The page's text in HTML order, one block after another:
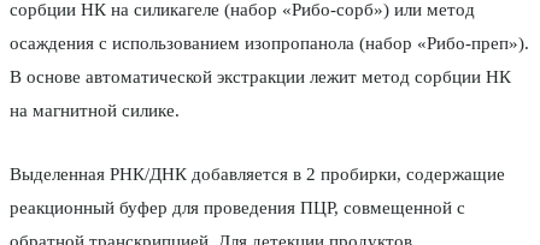
сорбции НК на силикагеле (набор «Рибо-сорб») или метод
осаждения с использованием изопропанола (набор «Рибо-преп»).
В основе автоматической экстракции лежит метод сорбции НК
на магнитной силике.
Выделенная РНК/ДНК добавляется в 2 пробирки, содержащие
реакционный буфер для проведения ПЦР, совмещенной с